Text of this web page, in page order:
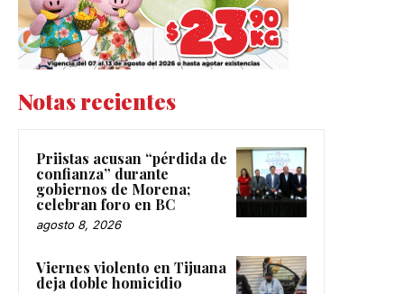
Notas recientes
Priistas acusan “pérdida de
confianza” durante
gobiernos de Morena;
celebran foro en BC
agosto 8, 2026
Viernes violento en Tijuana
deja doble homicidio